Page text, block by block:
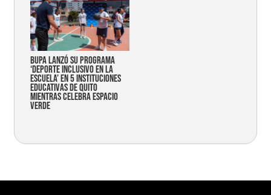
Bupa lanzó su programa
‘Deporte Inclusivo en la
Escuela’ en 5 instituciones
educativas de Quito
mientras celebra espacio
verde